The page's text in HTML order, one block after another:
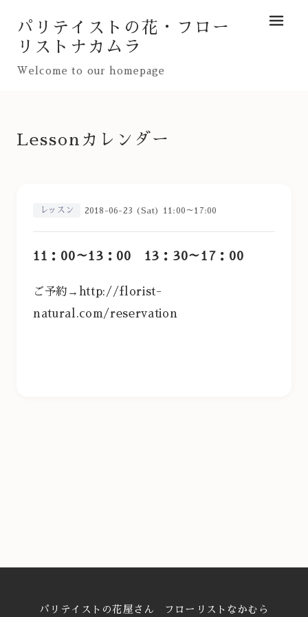
パリテイストの花・フロー
リストナカムラ
Welcome to our homepage
メニュ
Lessonカレンダー
レッスン 2018-06-23 (Sat) 11:00～17:00
11：00～13：00 13：30～17：00
ご予約→ http://florist-
natural.com/reservation
パリテイストの花屋さん フローリストなかむら